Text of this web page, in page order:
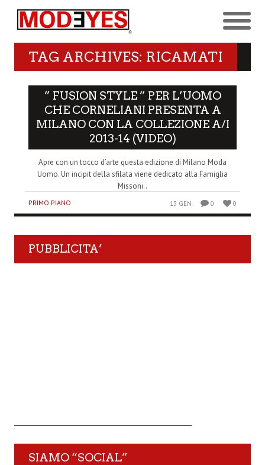
TAG ARCHIVES: RICAMATI
” FUSION STYLE ” PER L’UOMO
CHE CORNELIANI PRESENTA A
MILANO CON LA COLLEZIONE A/I
2013-14 (VIDEO)
Apre con un tocco d’arte questa edizione di Milano Moda
Uomo. Un incipit della sfilata viene dedicato alla Famiglia
Missoni..
PRIMO PIANO 13 GEN 0 0
PUBBLICITA’
SIAMO “SOCIAL”